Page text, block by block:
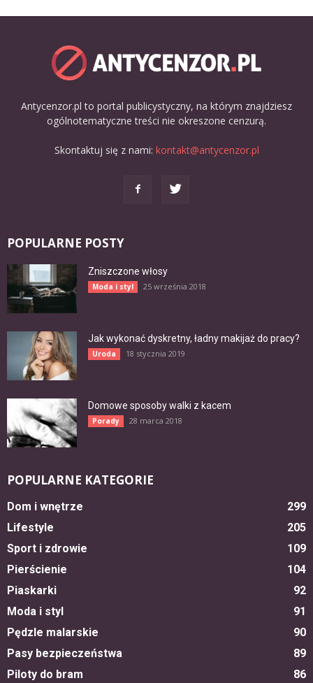
Antycenzor.pl to portal publicystyczny, na którym znajdziesz
ogólnotematyczne treści nie okreszone cenzurą.
Skontaktuj się z nami: kontakt@antycenzor.pl
POPULARNE POSTY
Zniszczone włosy
Moda i styl 25 września 2018
Jak wykonać dyskretny, ładny makijaż do pracy?
Uroda 18 stycznia 2019
Domowe sposoby walki z kacem
Porady 28 marca 2018
POPULARNE KATEGORIE
Dom i wnętrze
299
Lifestyle
205
Sport i zdrowie
109
Pierścienie
104
Piaskarki
92
Moda i styl
91
Pędzle malarskie
90
Pasy bezpieczeństwa
89
Piloty do bram
86